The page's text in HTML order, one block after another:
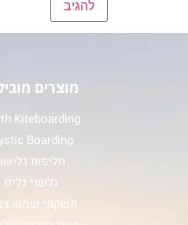
מוצרים
Kiteboarding
Boarding
חליפות
גלשני גלים
משקפי שמש